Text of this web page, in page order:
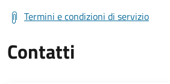
Termini e condizioni di servizio
Contatti